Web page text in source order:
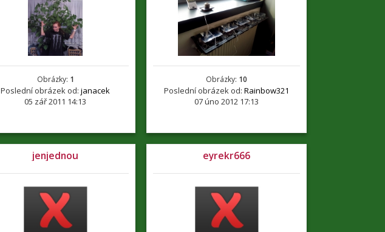
Obrázky: 1
Poslední obrázek od: janacek
05 zář 2011 14:13
Obrázky: 10
Poslední obrázek od: Rainbow321
07 úno 2012 17:13
jenjednou eyrekr666